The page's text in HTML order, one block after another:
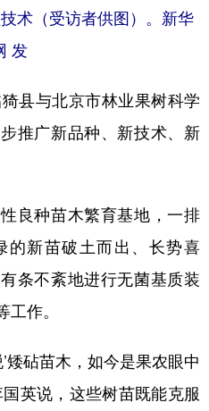
术（受访者供图）。新华
发
与北京市林业果树科学
推广新品种、新技术、新
种苗木繁育基地，一排
的新苗破土而出、长势喜
条不紊地进行无菌基质装
作。
砧苗木，如今是果农眼中
英说，这些树苗既能克服